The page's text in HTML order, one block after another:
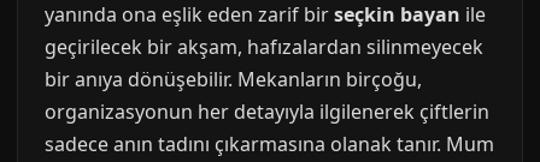
yanında ona eşlik eden zarif birseçkin bayan ile
geçirilecek bir akşam, hafızalardan silinmeyecek
bir anıya dönüşebilir. Mekanların birçoğu,
organizasyonun her detayıyla ilgilenerek çiftlerin
sadece anın tadını çıkarmasına olanak tanır. Mum